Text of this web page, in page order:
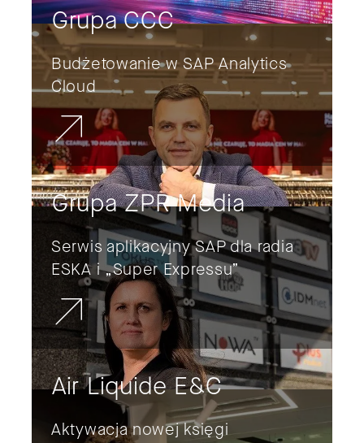
Grupa CCC
Budżetowanie w SAP Analytics
Cloud
Grupa ZPR Media
Serwis aplikacyjny SAP dla radia
ESKA i „Super Expressu”
Air Liquide E&C
Aktywacja nowej księgi